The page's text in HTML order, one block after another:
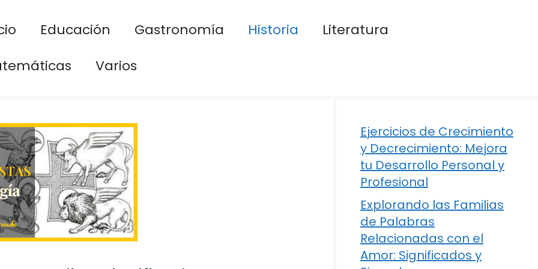
Educación Gastronomía Historia
Literatura
Varios
Ejercicios de Crecimiento
y Decrecimiento: Mejora
tu Desarrollo Personal y
Profesional
Explorando las Familias
de Palabras
Relacionadas con el
Amor: Significados y